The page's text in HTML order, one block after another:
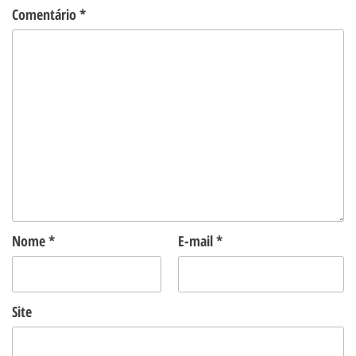
Comentário*
Nome* E-mail*
Site